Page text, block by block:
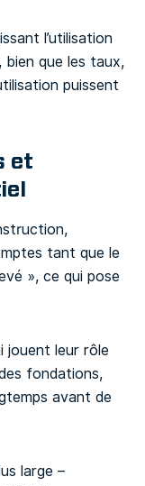
l’utilisation
que les taux,
puissent
et
tant que le
», ce qui pose
jouent leur rôle
fondations,
avant de
large –